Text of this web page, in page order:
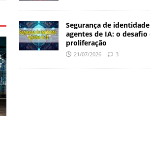
Segurança de
agentes de IA: o desafio
proliferação
21/07/2026 3